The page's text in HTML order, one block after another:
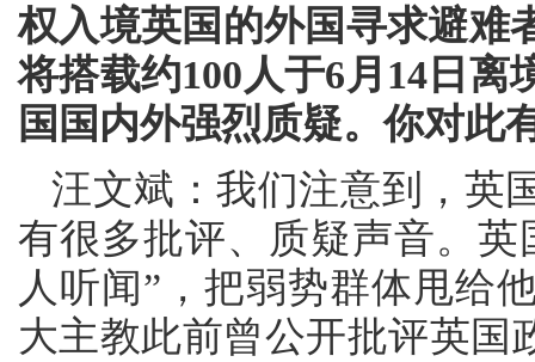
权入境英国的外国寻求避难
将搭载约100人于6月14日
国国内外强烈质疑。你对此
汪文斌：我们注意到，英
有很多批评、质疑声音。
人听闻”，把弱势群体甩给
大主教此前曾公开批评英国